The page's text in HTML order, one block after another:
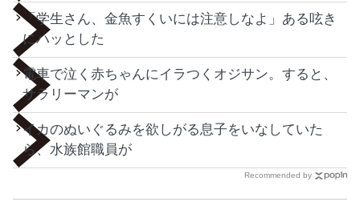
「学生さん、金魚すくいには注意しなよ」ある呟き
にハッとした
電車で泣く赤ちゃんにイラつくオジサン。すると、
サラリーマンが
イカのぬいぐるみを欲しがる息子をいなしていた
ら、水族館職員が
Recommended by